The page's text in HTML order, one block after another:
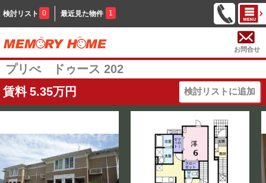
検討リスト 0 最近見た物件 1
お問合せ
プリべ ドゥース 202
賃料 5.35万円 検討リストに追加